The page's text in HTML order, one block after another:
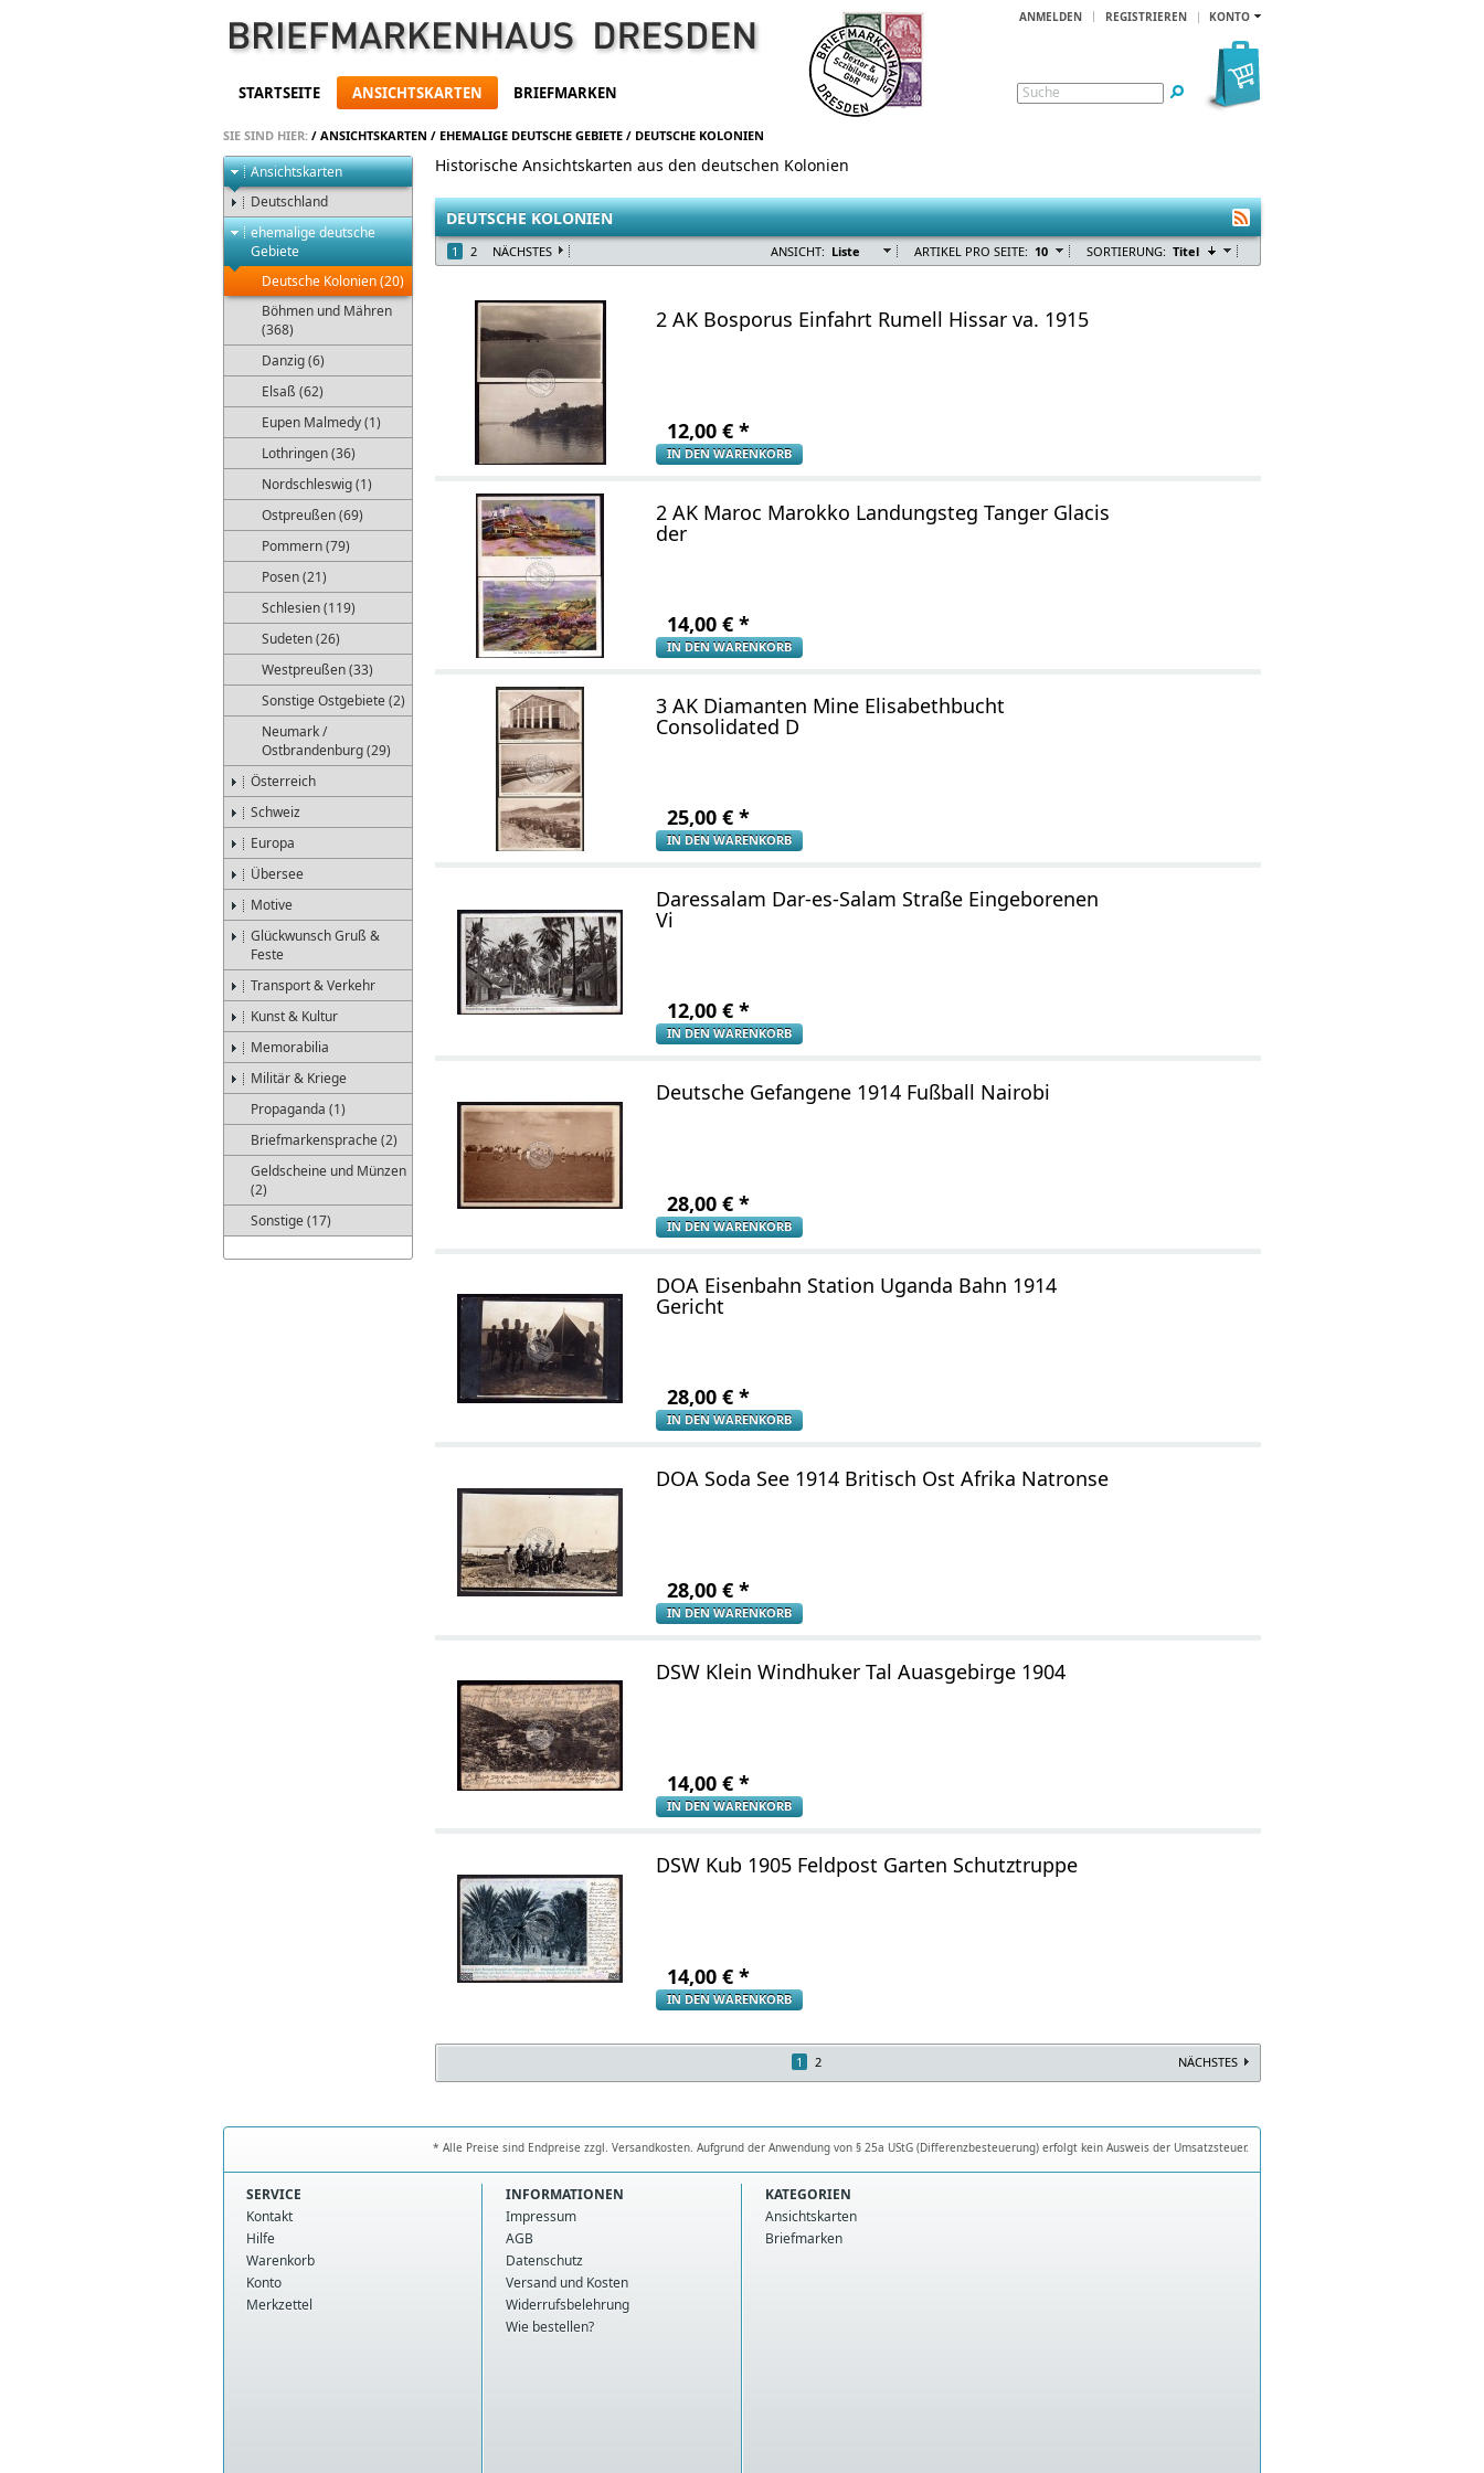
KONTO
ANMELDEN REGISTRIEREN
STARTSEITE ANSICHTSKARTEN BRIEFMARKEN Suche
SIE SIND HIER: / ANSICHTSKARTEN / EHEMALIGE DEUTSCHE GEBIETE / DEUTSCHE KOLONIEN
Ansichtskarten
Deutschland
ehemalige deutsche
Gebiete
Deutsche Kolonien (20)
Böhmen und Mähren
(368)
Danzig (6)
Elsaß (62)
Eupen Malmedy (1)
Lothringen (36)
Nordschleswig (1)
Ostpreußen (69)
Pommern (79)
Posen (21)
Schlesien (119)
Sudeten (26)
Westpreußen (33)
Sonstige Ostgebiete (2)
Neumark /
Ostbrandenburg (29)
Österreich
Schweiz
Europa
Übersee
Motive
Glückwunsch Gruß &
Feste
Transport & Verkehr
Kunst & Kultur
Memorabilia
Militär & Kriege
Propaganda (1)
Briefmarkensprache (2)
Geldscheine und Münzen
(2)
Sonstige (17)
Historische Ansichtskarten aus den deutschen Kolonien
DEUTSCHE KOLONIEN
1 2 NÄCHSTES SORTIERUNG: Titel
ARTIKEL PRO SEITE: 10
ANSICHT: Liste
2 AK Bosporus Einfahrt Rumell Hissar va. 1915
12,00 € *
IN DEN WARENKORB
2 AK Maroc Marokko Landungsteg Tanger Glacis
der
14,00 € *
IN DEN WARENKORB
3 AK Diamanten Mine Elisabethbucht
Consolidated D
25,00 € *
IN DEN WARENKORB
Daressalam Dar-es-Salam Straße Eingeborenen
Vi
12,00 € *
IN DEN WARENKORB
Deutsche Gefangene 1914 Fußball Nairobi
28,00 € *
IN DEN WARENKORB
DOA Eisenbahn Station Uganda Bahn 1914
Gericht
28,00 € *
IN DEN WARENKORB
DOA Soda See 1914 Britisch Ost Afrika Natronse
28,00 € *
IN DEN WARENKORB
DSW Klein Windhuker Tal Auasgebirge 1904
14,00 € *
IN DEN WARENKORB
DSW Kub 1905 Feldpost Garten Schutztruppe
14,00 € *
IN DEN WARENKORB
1 2 NÄCHSTES
* Alle Preise sind Endpreise zzgl. Versandkosten. Aufgrund der Anwendung von § 25a UStG (Differenzbesteuerung) erfolgt kein Ausweis der Umsatzsteuer.
SERVICE
Kontakt
Hilfe
Warenkorb
Konto
Merkzettel
INFORMATIONEN
Impressum
AGB
Datenschutz
Versand und Kosten
Widerrufsbelehrung
Wie bestellen?
KATEGORIEN
Ansichtskarten
Briefmarken